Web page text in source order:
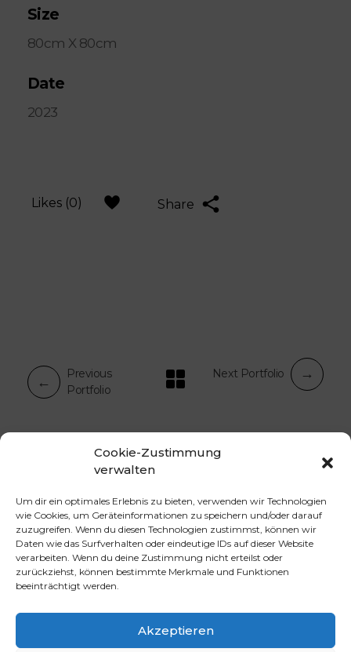
Cookie-Zustimmung
verwalten
Um dir ein optimales Erlebnis zu bieten, verwenden wir Technologien
wie Cookies, um Geräteinformationen zu speichern und/oder darauf
zuzugreifen. Wenn du diesen Technologien zustimmst, können wir
Daten wie das Surfverhalten oder eindeutige IDs auf dieser Website
verarbeiten. Wenn du deine Zustimmung nicht erteilst oder
zurückziehst, können bestimmte Merkmale und Funktionen
beeinträchtigt werden.
Akzeptieren
Likes (0) Share
Size
80cm X 80cm
Date
2023
Previous
Portfolio
Next Portfolio
Canvas Creations by Bianca Mainz
Einzigartige Gemälde von Bianca Mainz